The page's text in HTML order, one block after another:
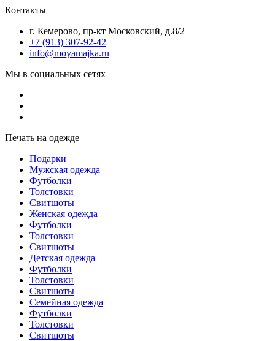
Контакты
г. Кемерово, пр-кт Московский, д.8/2
+7 (913) 307-92-42
info@moyamajka.ru
Мы в социальных сетях
Печать на одежде
Подарки
Мужская одежда
Футболки
Толстовки
Свитшоты
Женская одежда
Футболки
Толстовки
Свитшоты
Детская одежда
Футболки
Толстовки
Свитшоты
Семейная одежда
Футболки
Толстовки
Свитшоты